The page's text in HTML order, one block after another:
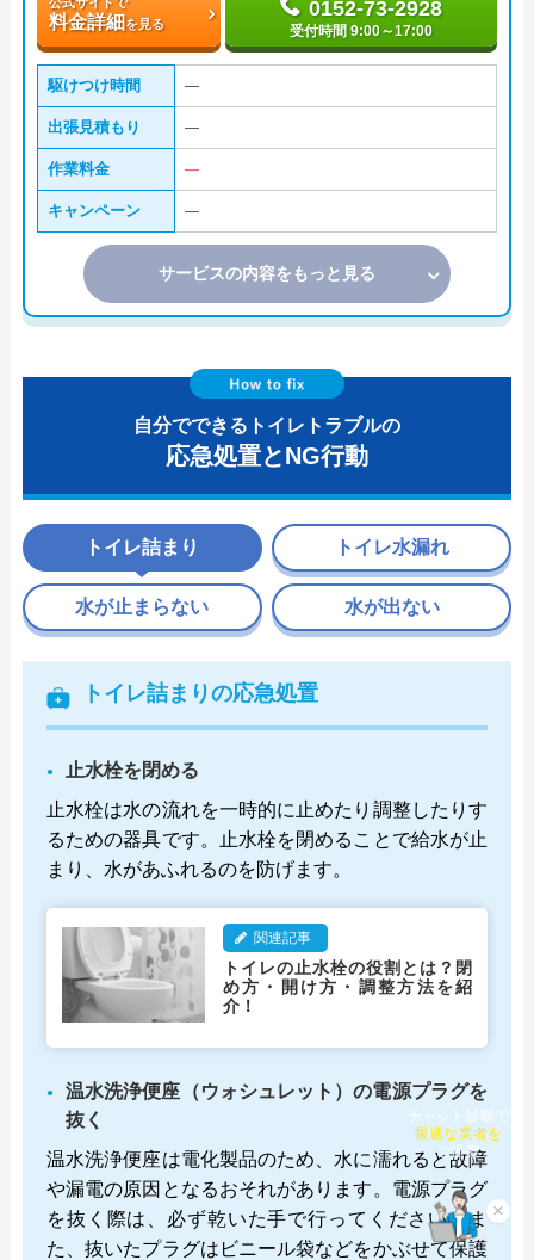
料金詳細を見る
0152-73-2928
受付時間 9:00～17:00
駆けつけ時間 ―
出張見積もり ―
作業料金 ―
キャンペーン ―
サービスの内容をもっと見る
自分でできるトイレトラブルの
応急処置とNG行動
トイレ詰まり
トイレ詰まりの応急処置
止水栓を閉める
止水栓は水の流れを一時的に止めたり調整したりす
るための器具です。止水栓を閉めることで給水が止
まり、水があふれるのを防げます。
関連記事
トイレの止水栓の役割とは？閉
め方・開け方・調整方法を紹
介！
温水洗浄便座（ウォシュレット）の電源プラグを
抜く
温水洗浄便座は電化製品のため、水に濡れると故障
や漏電の原因となるおそれがあります。電源プラグ
を抜く際は、必ず乾いた手で行ってください。ま
た、抜いたプラグはビニール袋などをかぶせて保護
トイレ水漏れ
水が止まらない 水が出ない
×
チャット診断で
最適な業者を
ご提案